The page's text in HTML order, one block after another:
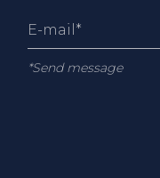
*Send message